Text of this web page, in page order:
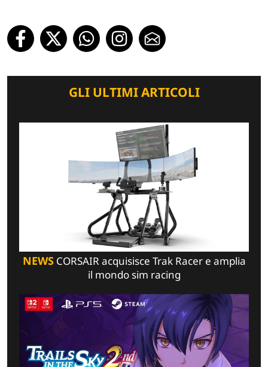
GLI ULTIMI ARTICOLI
NEWSCORSAIR acquisisce Trak Racer e amplia
il mondo sim racing